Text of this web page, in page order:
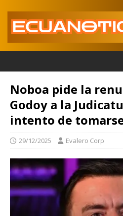
Noboa pide la
Godoy a la
intento de
29/12/2025 Evalero Corp